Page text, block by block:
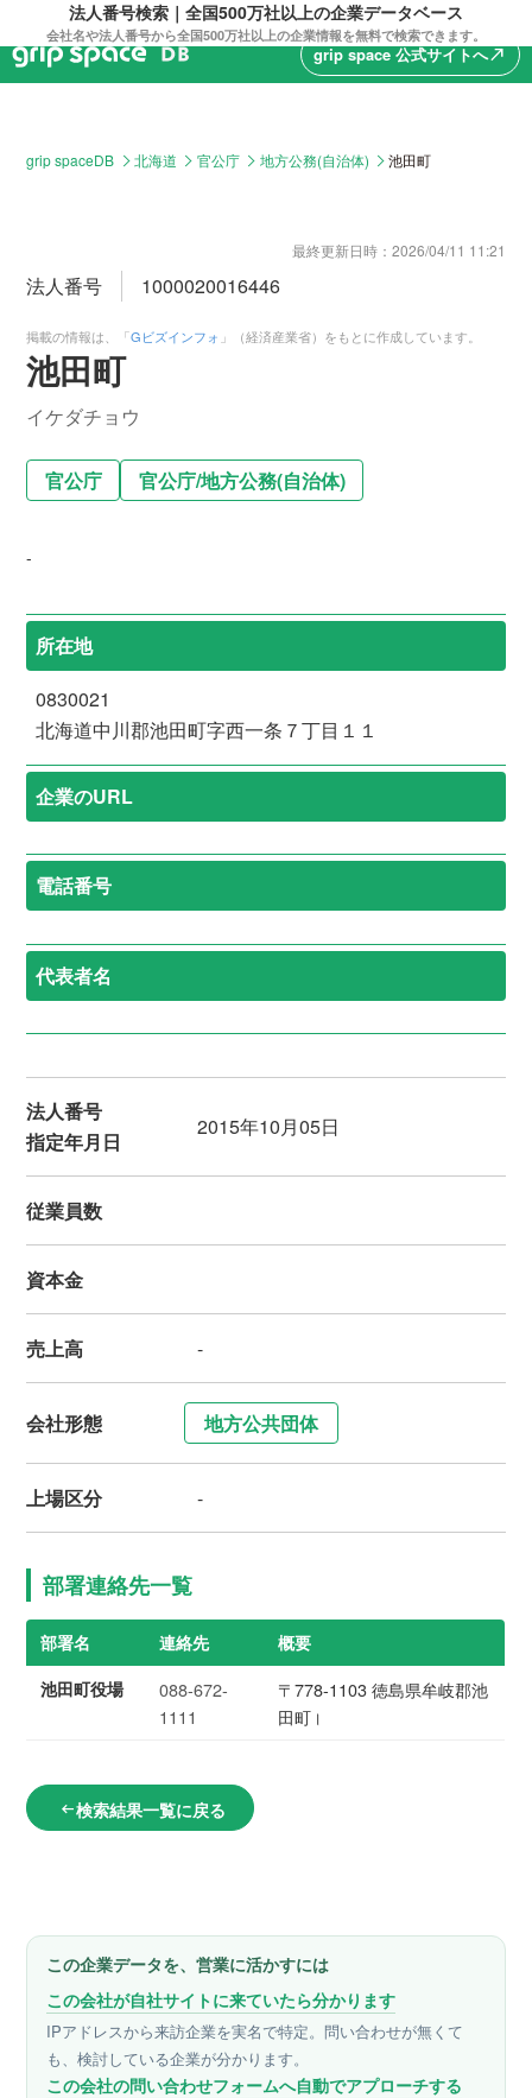
法人番号検索｜全国500万社以上の企業データベース
会社名や法人番号から全国500万社以上の企業情報を無料で検索できます。
grip space 公式サイトへnorth_east
grip spaceDB 北海道 官公庁 地方公務(自治体) 池田町
最終更新日時： 2026/04/11 11:21
法人番号 1000020016446
掲載の情報は、「Gビズインフォ 」（経済産業省）をもとに作成しています。
池田町
イケダチョウ
官公庁 官公庁/地方公務(自治体)
-
所在地
0830021
北海道中川郡池田町字西一条７丁目１１
企業のURL
電話番号
代表者名
法人番号
指定年月日
2015年10月05日
従業員数
資本金
売上高 -
会社形態 地方公共団体
上場区分 -
部署連絡先一覧
部署名 連絡先
概要
池田町役場
088-672-
1111
〒778-1103 徳島県牟岐郡池
田町।
arrow_left_alt検索結果一覧に戻る
この企業データを、営業に活かすには
この会社が自社サイトに来ていたら分かります
IPアドレスから来訪企業を実名で特定。問い合わせが無くて
も、検討している企業が分かります。
この会社の問い合わせフォームへ自動でアプローチする